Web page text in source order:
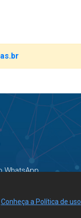
WhatsApp
Conheça a Política de